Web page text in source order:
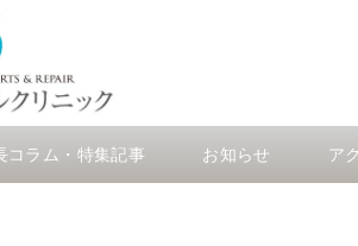
コラム・特集記事 お知らせ ア